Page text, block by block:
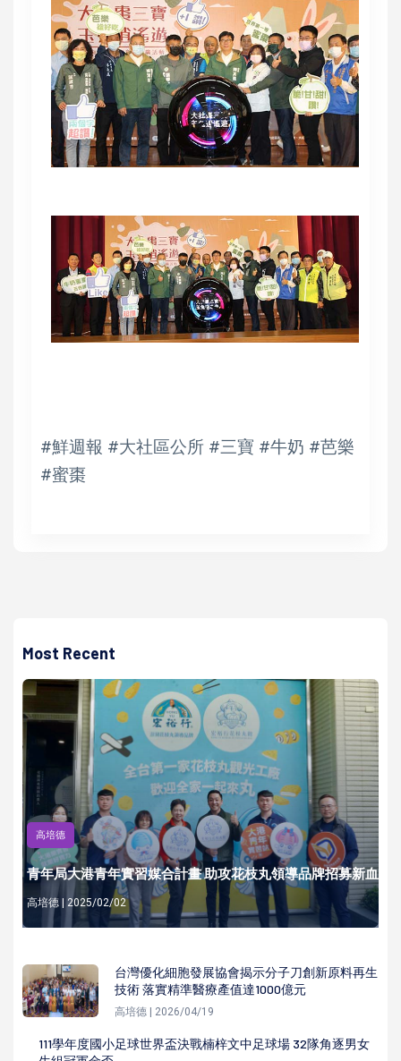
#鮮週報 #大社區公所 #三寶 #牛奶 #芭樂
#蜜棗
Most Recent
高培德
青年局大港青年實習媒合計畫 助攻花枝丸領導品牌招募新血
高培德 | 2025/02/02
台灣優化細胞發展協會揭示分子刀創新原料再生
技術 落實精準醫療產值達1000億元
高培德 | 2026/04/19
111學年度國小足球世界盃決戰楠梓文中足球場 32隊角逐男女